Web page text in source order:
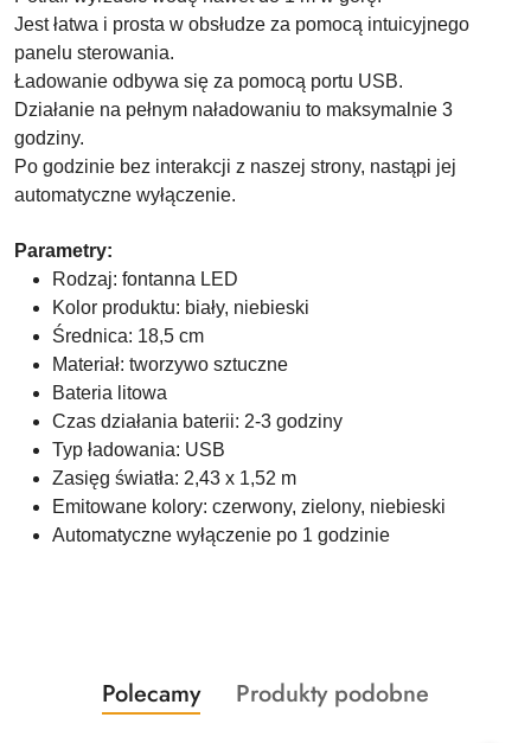
Jest łatwa i prosta w obsłudze za pomocą intuicyjnego
panelu sterowania.
Ładowanie odbywa się za pomocą portu USB.
Działanie na pełnym naładowaniu to maksymalnie 3
godziny.
Po godzinie bez interakcji z naszej strony, nastąpi jej
automatyczne wyłączenie.
Parametry:
Rodzaj: fontanna LED
Kolor produktu: biały, niebieski
Średnica: 18,5 cm
Materiał: tworzywo sztuczne
Bateria litowa
Czas działania baterii: 2-3 godziny
Typ ładowania: USB
Zasięg światła: 2,43 x 1,52 m
Emitowane kolory: czerwony, zielony, niebieski
Automatyczne wyłączenie po 1 godzinie
Pomiń karuzelę produktów
Produkty
o
Polecamy
Produkty
Produkty podobne